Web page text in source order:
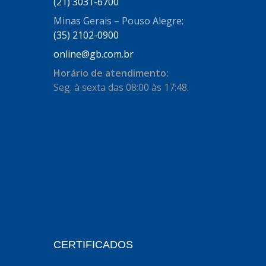
BECA FREIOS (25)
BOSAL
BRASMECK (656)
COMALTECH/JPEMA
Minas Gerais – Pouso Alegre:
(35) 2102-0900
online@gb.com.br
Horário de atendimento:
Seg. à sexta das 08:00 às 17:48.
CERTIFICADOS